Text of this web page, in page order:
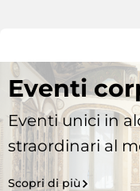
Eventi
Eventi unici in
straordinari al
Scopri di più